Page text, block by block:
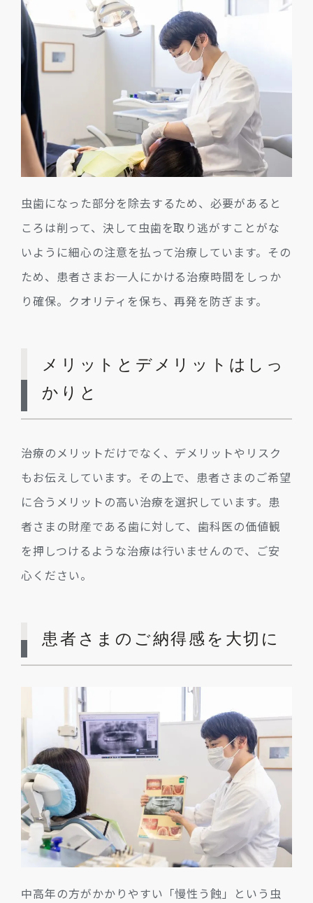
虫歯になった部分を除去するため、必要があると
ころは削って、決して虫歯を取り逃がすことがな
いように細心の注意を払って治療しています。その
ため、患者さまお一人にかける治療時間をしっか
り確保。クオリティを保ち、再発を防ぎます。
メリットとデメリットはしっ
かりと
治療のメリットだけでなく、デメリットやリスク
もお伝えしています。その上で、患者さまのご希望
に合うメリットの高い治療を選択しています。患
者さまの財産である歯に対して、歯科医の価値観
を押しつけるような治療は行いませんので、ご安
心ください。
患者さまのご納得感を大切に
中高年の方がかかりやすい「慢性う蝕」という虫